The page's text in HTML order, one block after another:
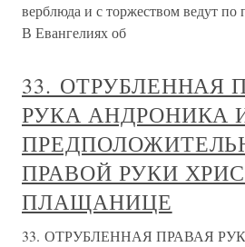
верблюда и с торжеством ведут
В Евангелиях об
33. ОТРУБЛЕННАЯ
РУКА АНДРОНИКА
ПРАВОЙ РУКИ
ПЛАЩАНИЦЕ
33. ОТРУБЛЕННАЯ ПРАВАЯ